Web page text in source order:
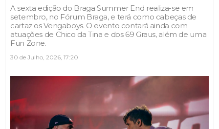
A sexta edição do Braga Summer End realiza-se em
setembro, no Fórum Braga, e terá como cabeças de
cartaz os Vengaboys. O evento contará ainda com
atuações de Chico da Tina e dos 69 Graus, além de uma
Fun Zone.
30 de Julho, 2026, 17:20